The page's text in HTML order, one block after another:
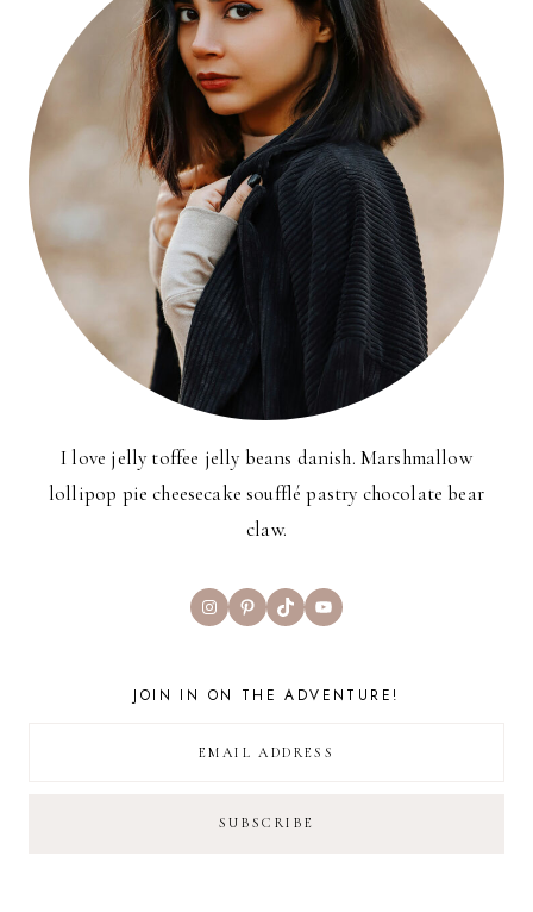
I love jelly toffee jelly beans danish. Marshmallow
lollipop pie cheesecake soufflé pastry chocolate bear
claw.
InstagramPinterest
TikTokYouTube
JOIN IN ON THE ADVENTURE!